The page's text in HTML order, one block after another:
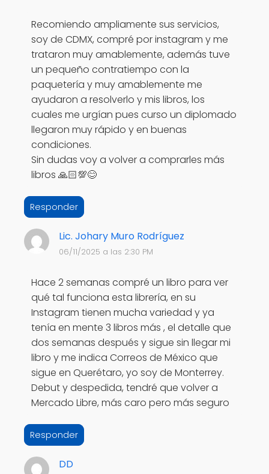
Recomiendo ampliamente sus servicios,
soy de CDMX, compré por instagram y me
trataron muy amablemente, además tuve
un pequeño contratiempo con la
paquetería y muy amablemente me
ayudaron a resolverlo y mis libros, los
cuales me urgían pues curso un diplomado
llegaron muy rápido y en buenas
condiciones.
Sin dudas voy a volver a comprarles más
libros 🙏🏻💯😊
Responder
Lic. Johary Muro Rodríguez
06/11/2025 a las 2:30 PM
Hace 2 semanas compré un libro para ver
qué tal funciona esta librería, en su
Instagram tienen mucha variedad y ya
tenía en mente 3 libros más , el detalle que
dos semanas después y sigue sin llegar mi
libro y me indica Correos de México que
sigue en Querétaro, yo soy de Monterrey.
Debut y despedida, tendré que volver a
Mercado Libre, más caro pero más seguro
Responder
DD